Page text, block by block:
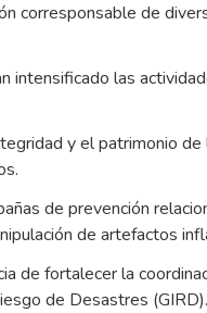
corresponsable de
intensificado las
y el patrimonio
de prevención
de artefactos
de fortalecer la
de Desastres